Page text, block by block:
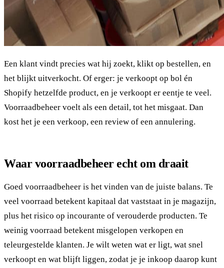
Een klant vindt precies wat hij zoekt, klikt op bestellen, en
het blijkt uitverkocht. Of erger: je verkoopt op bol én
Shopify hetzelfde product, en je verkoopt er eentje te veel.
Voorraadbeheer voelt als een detail, tot het misgaat. Dan
kost het je een verkoop, een review of een annulering.
Waar voorraadbeheer echt om draait
Goed voorraadbeheer is het vinden van de juiste balans. Te
veel voorraad betekent kapitaal dat vaststaat in je magazijn,
plus het risico op incourante of verouderde producten. Te
weinig voorraad betekent misgelopen verkopen en
teleurgestelde klanten. Je wilt weten wat er ligt, wat snel
verkoopt en wat blijft liggen, zodat je je inkoop daarop kunt